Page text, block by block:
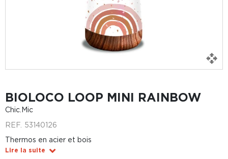
BIOLOCO LOOP MINI RAINBOW
Chic.Mic
REF. 53140126
Thermos en acier et bois
Lire la suite